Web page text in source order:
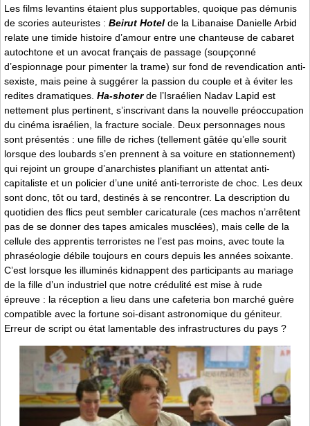
Les films levantins étaient plus supportables, quoique pas démunis
de scories auteuristes : Beirut Hotel de la Libanaise Danielle Arbid
relate une timide histoire d’amour entre une chanteuse de cabaret
autochtone et un avocat français de passage (soupçonné
d’espionnage pour pimenter la trame) sur fond de revendication anti-
sexiste, mais peine à suggérer la passion du couple et à éviter les
redites dramatiques. Ha-shoter de l’Israélien Nadav Lapid est
nettement plus pertinent, s’inscrivant dans la nouvelle préoccupation
du cinéma israélien, la fracture sociale. Deux personnages nous
sont présentés : une fille de riches (tellement gâtée qu’elle sourit
lorsque des loubards s’en prennent à sa voiture en stationnement)
qui rejoint un groupe d’anarchistes planifiant un attentat anti-
capitaliste et un policier d’une unité anti-terroriste de choc. Les deux
sont donc, tôt ou tard, destinés à se rencontrer. La description du
quotidien des flics peut sembler caricaturale (ces machos n’arrêtent
pas de se donner des tapes amicales musclées), mais celle de la
cellule des apprentis terroristes ne l’est pas moins, avec toute la
phraséologie débile toujours en cours depuis les années soixante.
C’est lorsque les illuminés kidnappent des participants au mariage
de la fille d’un industriel que notre crédulité est mise à rude
épreuve : la réception a lieu dans une cafeteria bon marché guère
compatible avec la fortune soi-disant astronomique du géniteur.
Erreur de script ou état lamentable des infrastructures du pays ?